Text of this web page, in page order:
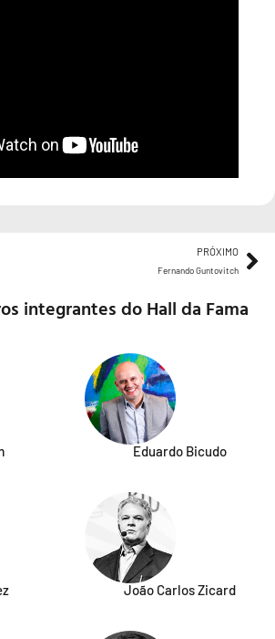
PRÓXIMO
Fernando Guntovitch
integrantes do Hall da Fama
Eduardo Bicudo
João Carlos Zicard